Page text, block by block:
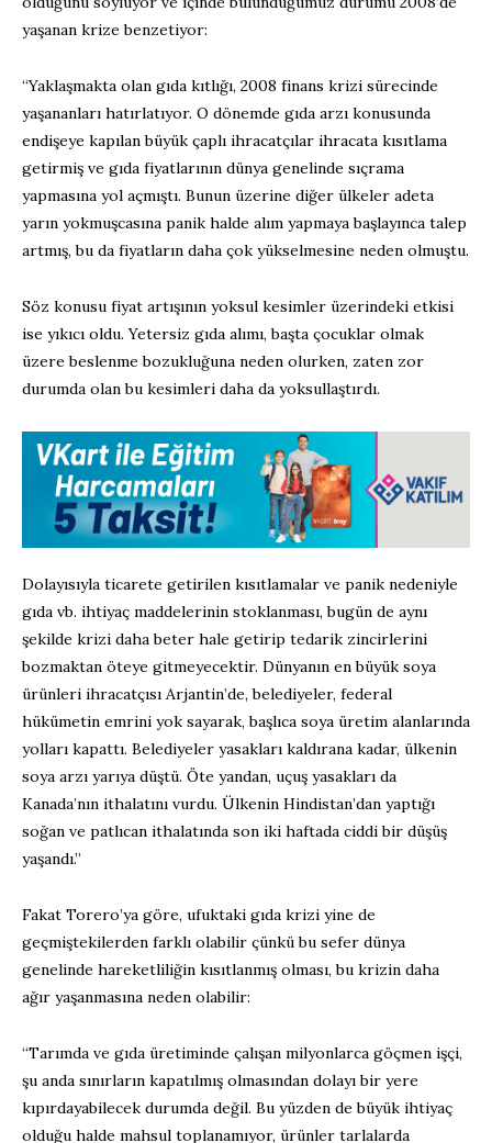
yaşanan krize benzetiyor:
“Yaklaşmakta olan gıda kıtlığı, 2008 finans krizi sürecinde
yaşananları hatırlatıyor. O dönemde gıda arzı konusunda
endişeye kapılan büyük çaplı ihracatçılar ihracata kısıtlama
getirmiş ve gıda fiyatlarının dünya genelinde sıçrama
yapmasına yol açmıştı. Bunun üzerine diğer ülkeler adeta
yarın yokmuşcasına panik halde alım yapmaya başlayınca talep
artmış, bu da fiyatların daha çok yükselmesine neden olmuştu.
Söz konusu fiyat artışının yoksul kesimler üzerindeki etkisi
ise yıkıcı oldu. Yetersiz gıda alımı, başta çocuklar olmak
üzere beslenme bozukluğuna neden olurken, zaten zor
durumda olan bu kesimleri daha da yoksullaştırdı.
Dolayısıyla ticarete getirilen kısıtlamalar ve panik nedeniyle
gıda vb. ihtiyaç maddelerinin stoklanması, bugün de aynı
şekilde krizi daha beter hale getirip tedarik zincirlerini
bozmaktan öteye gitmeyecektir. Dünyanın en büyük soya
ürünleri ihracatçısı Arjantin’de, belediyeler, federal
hükümetin emrini yok sayarak, başlıca soya üretim alanlarında
yolları kapattı. Belediyeler yasakları kaldırana kadar, ülkenin
soya arzı yarıya düştü. Öte yandan, uçuş yasakları da
Kanada’nın ithalatını vurdu. Ülkenin Hindistan’dan yaptığı
soğan ve patlıcan ithalatında son iki haftada ciddi bir düşüş
yaşandı.”
Fakat Torero’ya göre, ufuktaki gıda krizi yine de
geçmiştekilerden farklı olabilir çünkü bu sefer dünya
genelinde hareketliliğin kısıtlanmış olması, bu krizin daha
ağır yaşanmasına neden olabilir:
“Tarımda ve gıda üretiminde çalışan milyonlarca göçmen işçi,
şu anda sınırların kapatılmış olmasından dolayı bir yere
kıpırdayabilecek durumda değil. Bu yüzden de büyük ihtiyaç
olduğu halde mahsul toplanamıyor, ürünler tarlalarda